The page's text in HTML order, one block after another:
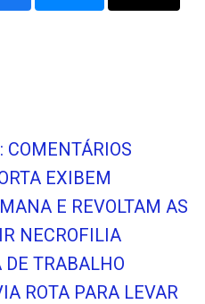
COMENTÁRIOS
EXIBEM
E REVOLTAM AS
NECROFILIA
DE TRABALHO
ROTA PARA LEVAR